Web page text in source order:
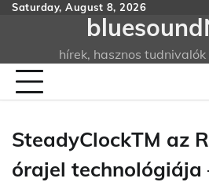
SkipSaturday, August 8, 2026
hírek, hasznos
SteadyClockTM az
órajel technológiája